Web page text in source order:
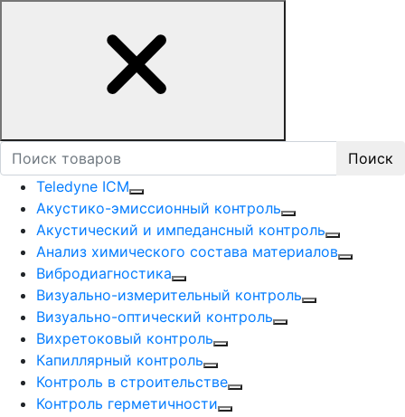
Поиск
Teledyne ICM
Акустико-эмисcионный контроль
Акустический и импедансный контроль
Анализ химического состава материалов
Вибродиагностика
Визуально-измерительный контроль
Визуально-оптический контроль
Вихретоковый контроль
Капиллярный контроль
Контроль в строительстве
Контроль герметичности